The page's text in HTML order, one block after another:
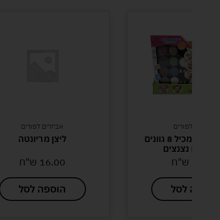
אביזרים לפורים
מארז איפור המכיל 8 גוונים
עם נצנצים
ש"ח
הוספה לסל
אביזרים לפורים
ליצן מריונטה
16.00 ש"ח
הוספה לסל